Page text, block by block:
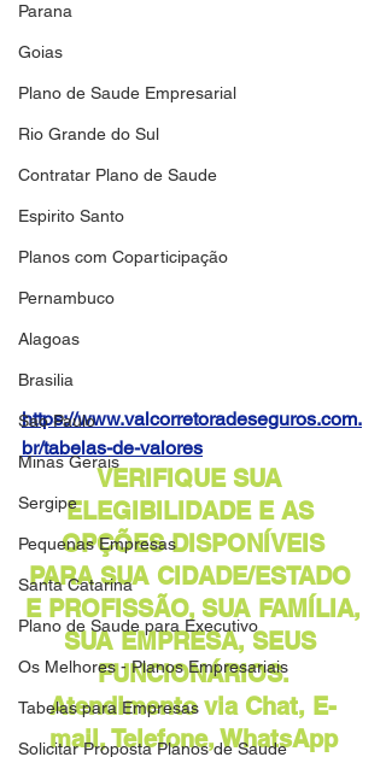
Parana
Goias
Plano de Saude Empresarial
Rio Grande do Sul
Contratar Plano de Saude
Espirito Santo
Planos com Coparticipação
Pernambuco
Alagoas
Brasilia
Sao Paulo
Minas Gerais
Sergipe
Pequenas Empresas
Santa Catarina
Plano de Saude para Executivo
Os Melhores - Planos Empresariais
Tabelas para Empresas
Solicitar Proposta Planos de Saude
https://www.valcorretoradeseguros.com.
br/tabelas-de-valores
VERIFIQUE SUA
ELEGIBILIDADE E AS
OPÇÕES DISPONÍVEIS
PARA SUA CIDADE/ESTADO
E PROFISSÃO, SUA FAMÍLIA,
SUA EMPRESA, SEUS
FUNCIONÁRIOS.
Atendimento via Chat, E-
mail, Telefone, WhatsApp